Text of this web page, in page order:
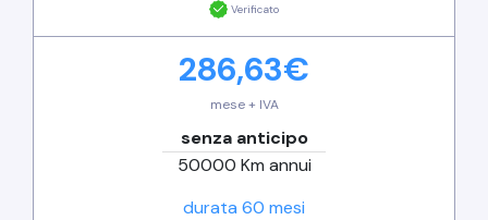
Verificato
286,63€
mese + IVA
senza anticipo
50000 Km annui
durata 60 mesi